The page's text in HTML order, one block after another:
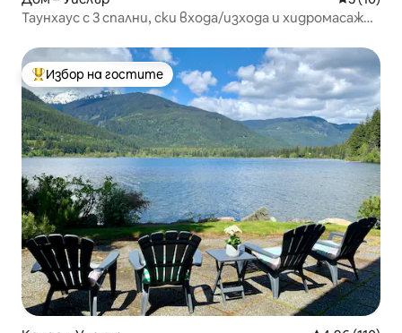
Таунхаус с 3 спални, ски входа/изхода и хидромасажна
Най-популярен избор на гостите
Избор на гостите